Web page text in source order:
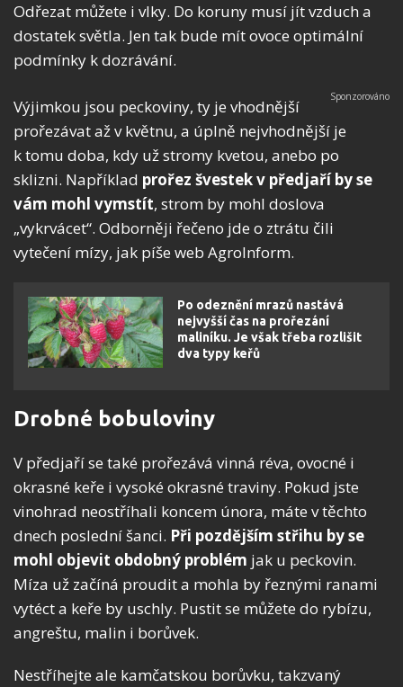
Odřezat můžete i vlky. Do koruny musí jít vzduch a
dostatek světla. Jen tak bude mít ovoce optimální
podmínky k dozrávání.
Výjimkou jsou peckoviny, ty je vhodnější
prořezávat až v květnu, a úplně nejvhodnější je
k tomu doba, kdy už stromy kvetou, anebo po
sklizni. Například prořez švestek v předjaří by se
vám mohl vymstít, strom by mohl doslova
„vykrvácet“. Odborněji řečeno jde o ztrátu čili
vytečení mízy, jak píše web AgroInform.
Po odeznění mrazů nastává
nejvyšší čas na prořezání
maliníku. Je však třeba rozlišit
dva typy keřů
Drobné bobuloviny
V předjaří se také prořezává vinná réva, ovocné i
okrasné keře i vysoké okrasné traviny. Pokud jste
vinohrad neostříhali koncem února, máte v těchto
dnech poslední šanci. Při pozdějším střihu by se
mohl objevit obdobný problém jak u peckovin.
Míza už začíná proudit a mohla by řeznými ranami
vytéct a keře by uschly. Pustit se můžete do rybízu,
angreštu, malin i borůvek.
Nestříhejte ale kamčatskou borůvku, takzvaný